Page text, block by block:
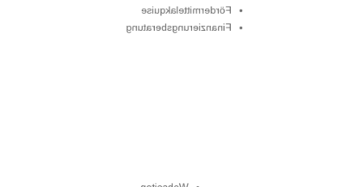
Fördermittelakquise
Finanzierungsberatung